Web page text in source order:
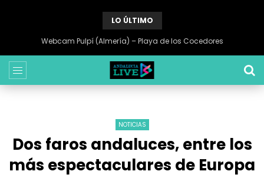
LO ÚLTIMO
Webcam Sabinillas (Malaga) – Playa de Sabinillas
NOTICIAS
Dos faros andaluces, entre los
más espectaculares de Europa